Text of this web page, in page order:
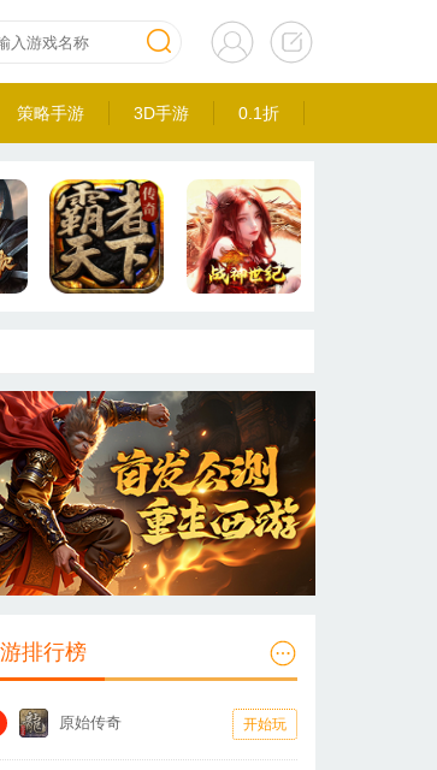
策略手游 3D手游 0.1折
排行榜
原始传奇 开始玩